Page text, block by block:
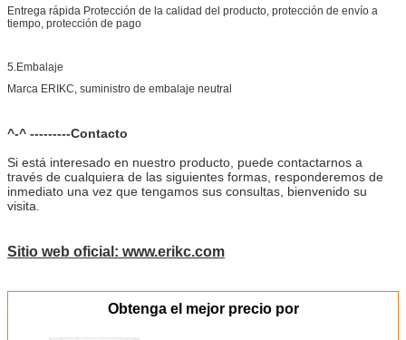
Entrega rápida Protección de la calidad del producto, protección de envío a
tiempo, protección de pago
5.Embalaje
Marca ERIKC, suministro de embalaje neutral
^-^ ---------Contacto
Si está interesado en nuestro producto, puede contactarnos a
través de cualquiera de las siguientes formas, responderemos de
inmediato una vez que tengamos sus consultas, bienvenido su
visita.
Sitio web oficial: www.erikc.com
Obtenga el mejor precio por